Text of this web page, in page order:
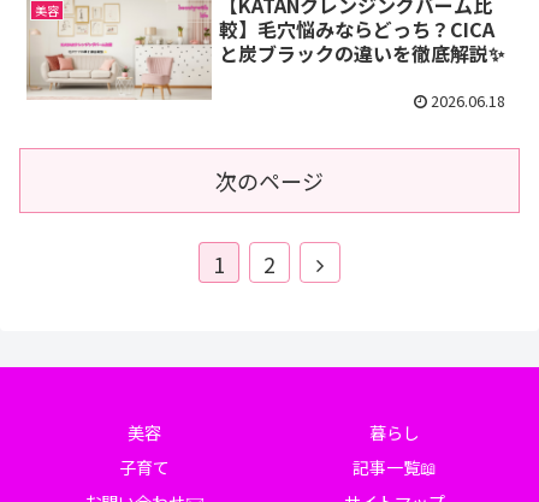
美容
較】毛穴悩みならどっち？CICA
と炭ブラックの違いを徹底解説✨
2026.06.18
次のページ
1 2
美容
暮らし
子育て
記事一覧📖